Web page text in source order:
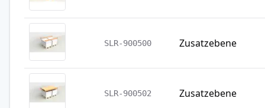
SLR-900500 Zusatzebene
SLR-900502 Zusatzebene